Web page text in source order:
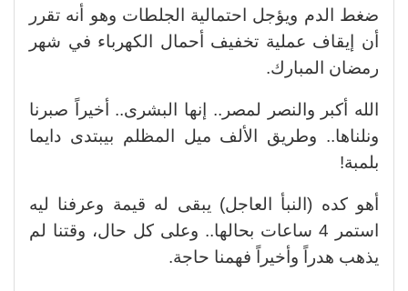
ضغط الدم ويؤجل احتمالية الجلطات وهو أنه تقرر
أن إيقاف عملية تخفيف أحمال الكهرباء في شهر
رمضان المبارك.
الله أكبر والنصر لمصر.. إنها البشرى.. أخيراً صبرنا
ونلناها.. وطريق الألف ميل المظلم بيبتدى دايما
بلمبة!
أهو كده (النبأ العاجل) يبقى له قيمة وعرفنا ليه
استمر 4 ساعات بحالها.. وعلى كل حال، وقتنا لم
يذهب هدراً وأخيراً فهمنا حاجة.